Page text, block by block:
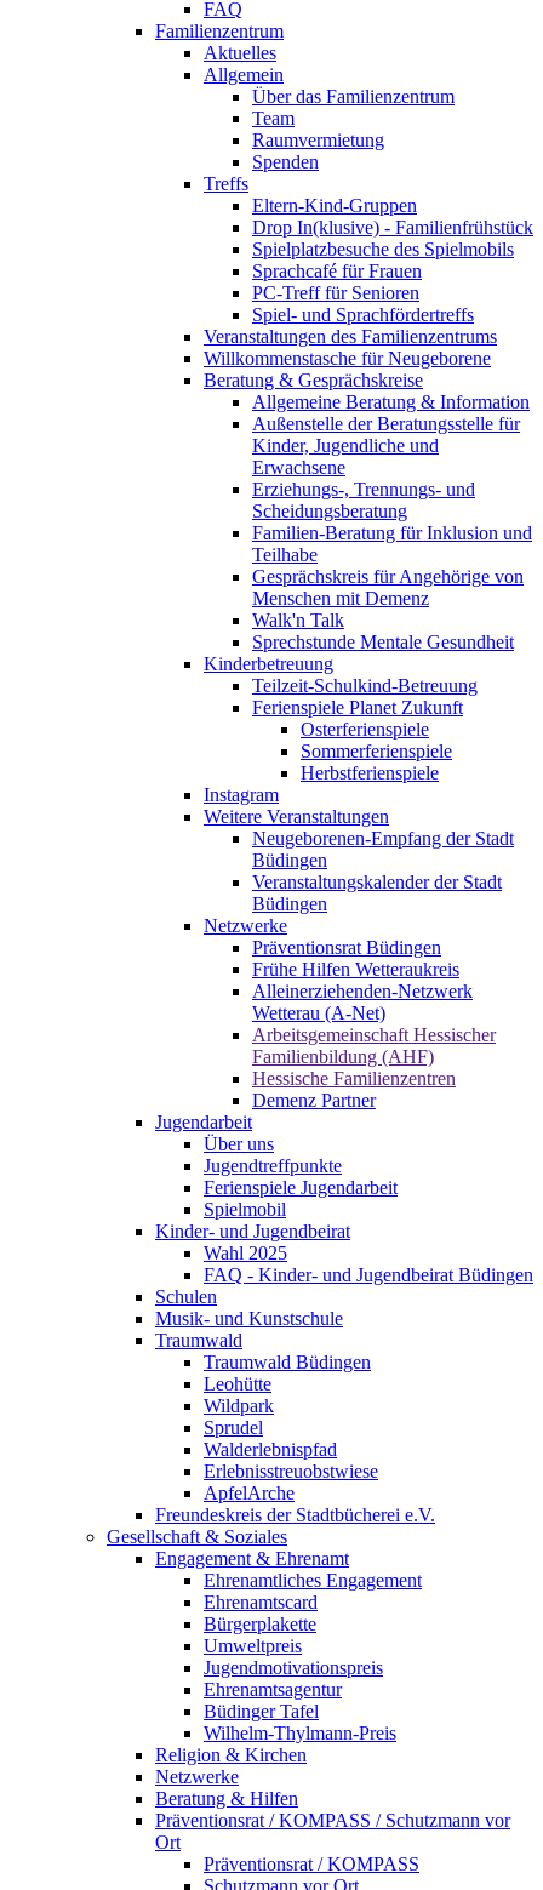
FAQ
Familienzentrum
Aktuelles
Allgemein
Über das Familienzentrum
Team
Raumvermietung
Spenden
Treffs
Eltern-Kind-Gruppen
Drop In(klusive) - Familienfrühstück
Spielplatzbesuche des Spielmobils
Sprachcafé für Frauen
PC-Treff für Senioren
Spiel- und Sprachfördertreffs
Veranstaltungen des Familienzentrums
Willkommenstasche für Neugeborene
Beratung & Gesprächskreise
Allgemeine Beratung & Information
Außenstelle der Beratungsstelle für
Kinder, Jugendliche und
Erwachsene
Erziehungs-, Trennungs- und
Scheidungsberatung
Familien-Beratung für Inklusion und
Teilhabe
Gesprächskreis für Angehörige von
Menschen mit Demenz
Walk'n Talk
Sprechstunde Mentale Gesundheit
Kinderbetreuung
Teilzeit-Schulkind-Betreuung
Ferienspiele Planet Zukunft
Osterferienspiele
Sommerferienspiele
Herbstferienspiele
Instagram
Weitere Veranstaltungen
Neugeborenen-Empfang der Stadt
Büdingen
Veranstaltungskalender der Stadt
Büdingen
Netzwerke
Präventionsrat Büdingen
Frühe Hilfen Wetteraukreis
Alleinerziehenden-Netzwerk
Wetterau (A-Net)
Arbeitsgemeinschaft Hessischer
Familienbildung (AHF)
Hessische Familienzentren
Demenz Partner
Jugendarbeit
Über uns
Jugendtreffpunkte
Ferienspiele Jugendarbeit
Spielmobil
Kinder- und Jugendbeirat
Wahl 2025
FAQ - Kinder- und Jugendbeirat Büdingen
Schulen
Musik- und Kunstschule
Traumwald
Traumwald Büdingen
Leohütte
Wildpark
Sprudel
Walderlebnispfad
Erlebnisstreuobstwiese
ApfelArche
Freundeskreis der Stadtbücherei e.V.
Gesellschaft & Soziales
Engagement & Ehrenamt
Ehrenamtliches Engagement
Ehrenamtscard
Bürgerplakette
Umweltpreis
Jugendmotivationspreis
Ehrenamtsagentur
Büdinger Tafel
Wilhelm-Thylmann-Preis
Religion & Kirchen
Netzwerke
Beratung & Hilfen
Präventionsrat / KOMPASS / Schutzmann vor
Ort
Präventionsrat / KOMPASS
Schutzmann vor Ort